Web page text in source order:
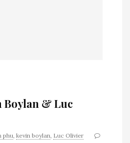
Boylan & Luc
phu, kevin boylan, Luc Olivier